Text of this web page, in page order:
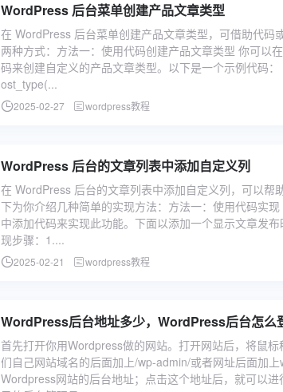
WordPress 后台菜单创建产品文章类型
在 WordPress 后台菜单创建产品文章类型，可借助代码
两种方式：方法一：使用代码创建产品文章类型 你可以
码来创建自定义的产品文章类型。以下是一个示例代码
ost_type(...
2025-02-27 wordpress教程
WordPress 后台的文章列表中添加自定义列
在 WordPress 后台的文章列表中添加自定义列，可以帮
下为你介绍几种简单的实现方法：方法一：使用代码实
中添加代码来实现此功能。下面以添加一个显示文章发
现步骤：1....
2025-02-21 wordpress教程
WordPress后台地址多少，WordPress后台怎么
首先打开你用Wordpress做的网站。打开网站后，将鼠
们自己网站域名的后面加上/wp-admin/或者网址后面加
Wordpress网站的后台地址；点击这个地址后，就可以